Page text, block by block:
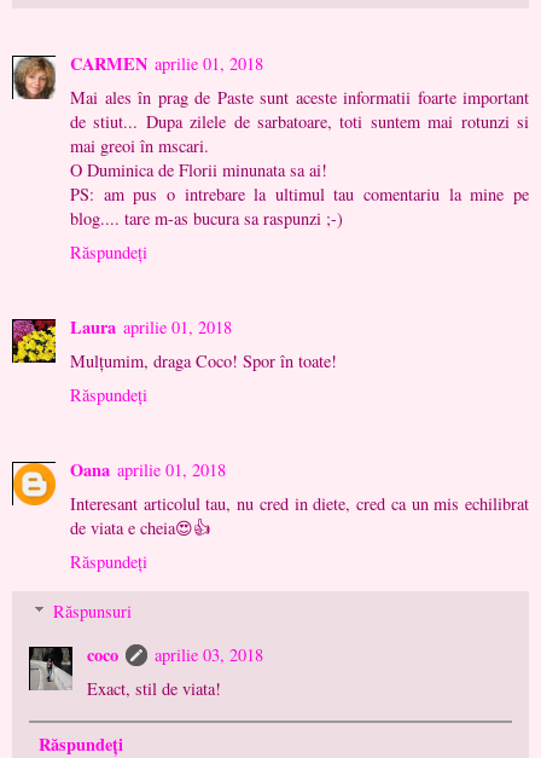
CARMEN aprilie 01, 2018
Mai ales în prag de Paste sunt aceste informatii foarte important
de stiut... Dupa zilele de sarbatoare, toti suntem mai rotunzi si
mai greoi în mscari.
O Duminica de Florii minunata sa ai!
PS: am pus o intrebare la ultimul tau comentariu la mine pe
blog.... tare m-as bucura sa raspunzi ;-)
Răspundeți
Laura aprilie 01, 2018
Mulțumim, draga Coco! Spor în toate!
Răspundeți
Oana aprilie 01, 2018
Interesant articolul tau, nu cred in diete, cred ca un mis echilibrat
de viata e cheia😍👍
Răspundeți
Răspunsuri
coco
aprilie 03, 2018
Exact, stil de viata!
Răspundeți